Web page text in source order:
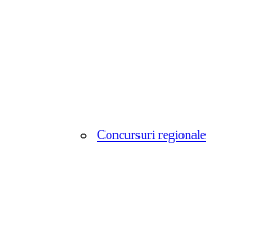
Concursuri regionale